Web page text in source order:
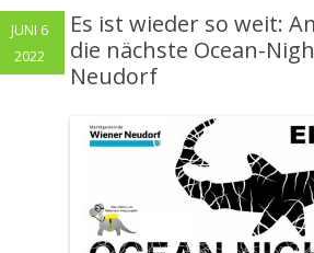
Es ist wieder so weit:
die nächste Ocean-
Neudorf
JUNI 6
2022